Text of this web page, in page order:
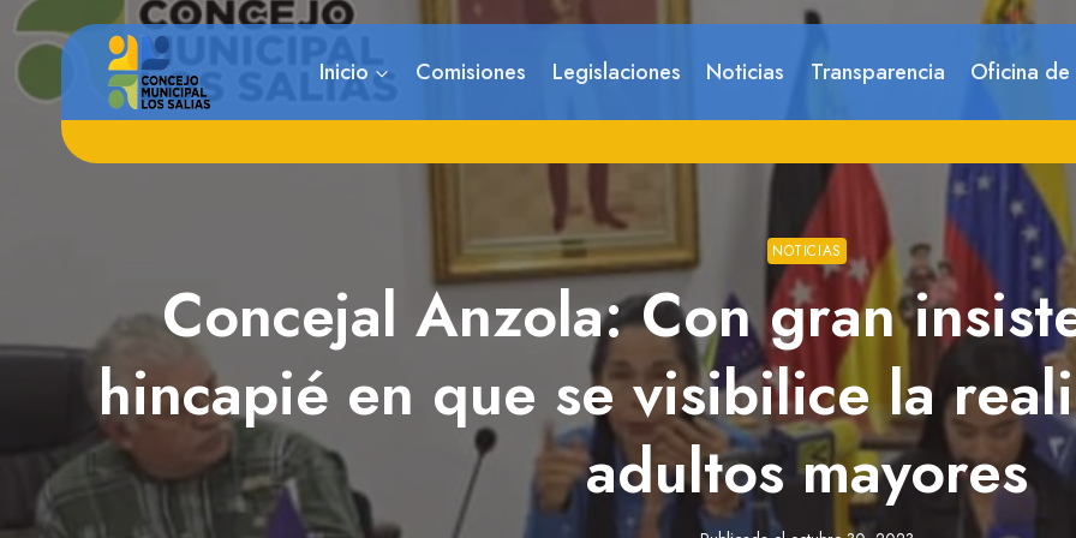
Saltar
contenido
Inicio Comisiones Legislaciones Noticias Transparencia Oficina
NOTICIAS
Concejal Anzola: Con gran
hincapié en que se visibilice la
adultos mayores